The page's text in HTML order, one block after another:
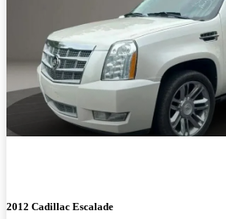
2012 Cadillac Escalade